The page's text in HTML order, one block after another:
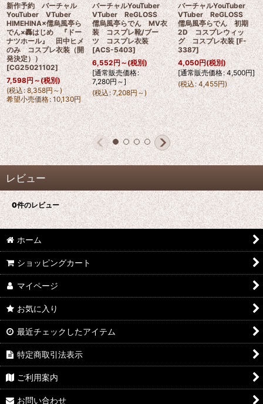
新作予約 バーチャル
YouTuber VTuber
HIMEHINA×儒烏風亭ら
でん×轟はじめ 『ドー
ナツホール』 田中ヒメ
のみ コスプレ衣装（開
発決定））
[CG25021102]
7,598円～(税別)
(税込: 8,358円～)
希望小売価格: 10,130円
バーチャルYouTuber
VTuber ReGLOSS
儒烏風亭らでん MV衣
装 コスプレ靴/ブー
ツ コスプレ衣装
[ACS-5403]
6,552円～(税別)
[通常販売価格:
7,280円～]
(税込: 7,208円～)
バーチャルYouTuber
VTuber ReGLOSS
儒烏風亭らでん 初期
2D コスプレウィッ
グ コスプレ衣装 [F-
3387]
4,050円(税別)
[通常販売価格: 4,500円]
(税込: 4,455円)
レビュー
0件のレビュー
ホーム
ショッピングカート
マイページ
お気に入り
最近チェックしたアイテム
特定商取引法表示
ご利用案内
お問い合わせ